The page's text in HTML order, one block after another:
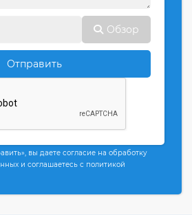
Обзор
Отправить
вы даете согласие на обработку
и соглашаетесь с политикой